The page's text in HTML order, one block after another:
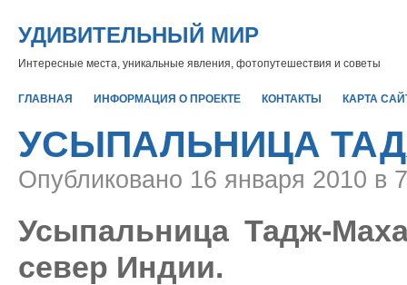
УДИВИТЕЛЬНЫЙ МИР
Интересные места, уникальные явления, фотопутешествия и советы
ГЛАВНАЯ ИНФОРМАЦИЯ О ПРОЕКТЕ КОНТАКТЫ КАРТА
УСЫПАЛЬНИЦА
Опубликовано 16 января 2010 в
Усыпальница Тадж-
север Индии.